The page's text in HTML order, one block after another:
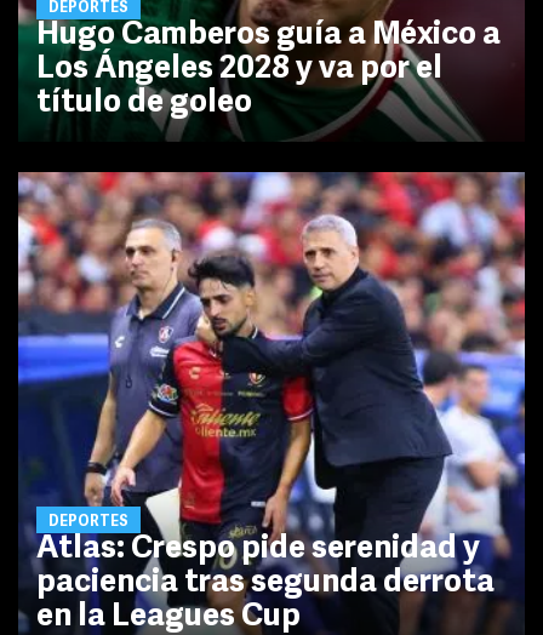
DEPORTES
Hugo Camberos guía a México a
Los Ángeles 2028 y va por el
título de goleo
DEPORTES
Atlas: Crespo pide serenidad y
paciencia tras segunda derrota
en la Leagues Cup